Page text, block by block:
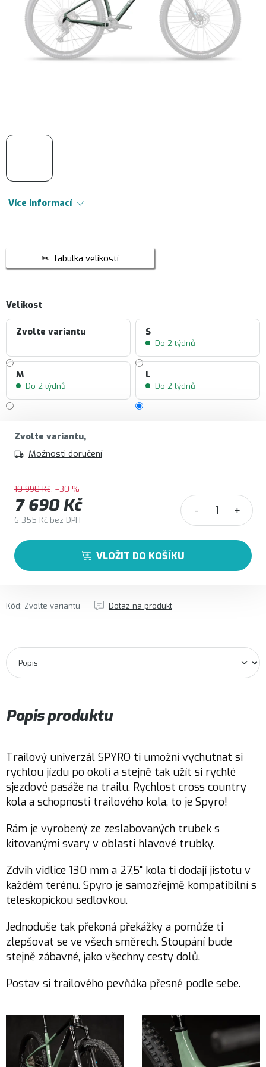
Více informací
Tabulka velikostí
Velikost
Zvolte variantu S
Do 2 týdnů
M
Do 2 týdnů
L
Do 2 týdnů
Zvolte variantu
Možnosti doručení
10 990 Kč –30 %
7 690 Kč
6 355 Kč bez DPH
VLOŽIT DO KOŠÍKU
Kód: Zvolte variantu Dotaz na produkt
Popis produktu
Trailový univerzál SPYRO ti umožní vychutnat si
rychlou jízdu po okolí a stejně tak užít si rychlé
sjezdové pasáže na trailu. Rychlost cross country
kola a schopnosti trailového kola, to je Spyro!
Rám je vyrobený ze zeslabovaných trubek s
kitovanými svary v oblasti hlavové trubky.
Zdvih vidlice 130 mm a 27,5" kola ti dodají jistotu v
každém terénu. Spyro je samozřejmě kompatibilní s
teleskopickou sedlovkou.
Jednoduše tak překoná překážky a pomůže ti
zlepšovat se ve všech směrech. Stoupání bude
stejně zábavné, jako všechny cesty dolů.
Postav si trailového pevňáka přesně podle sebe.